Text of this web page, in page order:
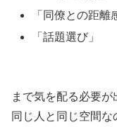
「同僚との距離
「話題選び」
まで気を配る必要が
同じ人と同じ空間